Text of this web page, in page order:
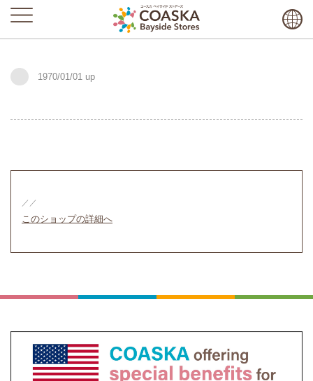
1970/01/01
／／
このショップの詳細へ